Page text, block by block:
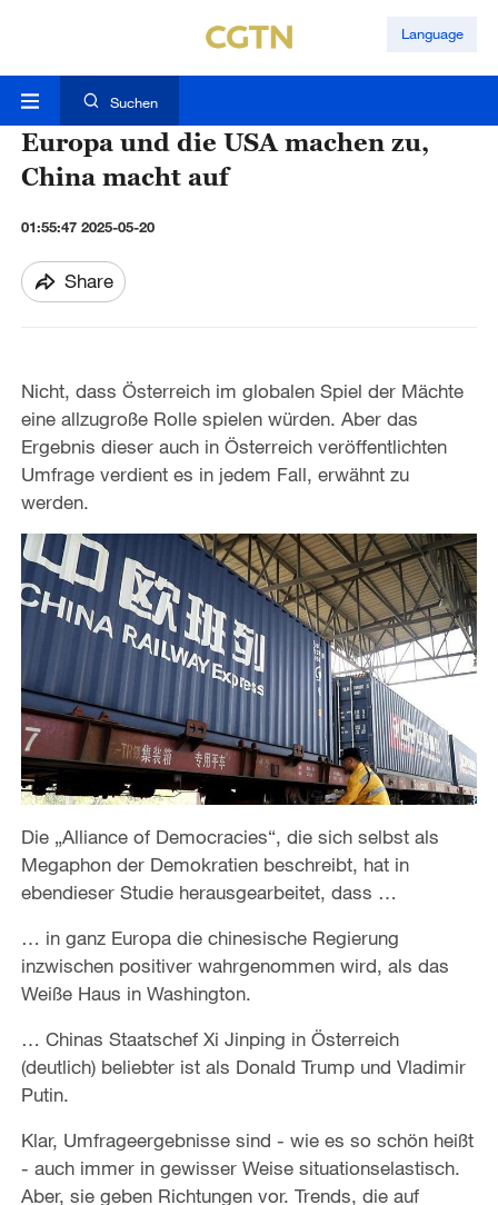
Language
Suchen
Europa und die USA machen zu,
China macht auf
01:55:47 2025-05-20
Share
Nicht, dass Österreich im globalen Spiel der Mächte
eine allzugroße Rolle spielen würden. Aber das
Ergebnis dieser auch in Österreich veröffentlichten
Umfrage verdient es in jedem Fall, erwähnt zu
werden.
Die „Alliance of Democracies“, die sich selbst als
Megaphon der Demokratien beschreibt, hat in
ebendieser Studie herausgearbeitet, dass …
… in ganz Europa die chinesische Regierung
inzwischen positiver wahrgenommen wird, als das
Weiße Haus in Washington.
… Chinas Staatschef Xi Jinping in Österreich
(deutlich) beliebter ist als Donald Trump und Vladimir
Putin.
Klar, Umfrageergebnisse sind - wie es so schön heißt
- auch immer in gewisser Weise situationselastisch.
Aber, sie geben Richtungen vor. Trends, die auf